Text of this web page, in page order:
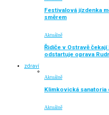
Festivalová jízdenka
směrem
Aktuálně
Řidiče v Ostravě
odstartuje oprava
zdraví
Aktuálně
Klimkovická
Aktuálně